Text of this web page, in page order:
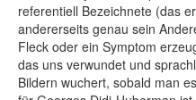
referentiell Bezeichnete (das
andererseits genau sein
Fleck oder ein Symptom
das uns verwundet und
Bildern wuchert, sobald man